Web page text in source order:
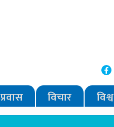
प्रवास विचार विश्व